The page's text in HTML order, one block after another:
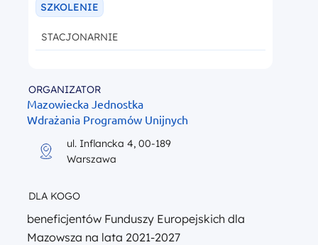
DLA KOGO
beneficjentów Funduszy Europejskich dla
Mazowsza na lata 2021-2027
SZKOLENIE
STACJONARNIE
ORGANIZATOR
Mazowiecka Jednostka
Wdrażania Programów Unijnych
ul. Inflancka 4, 00-189
Warszawa